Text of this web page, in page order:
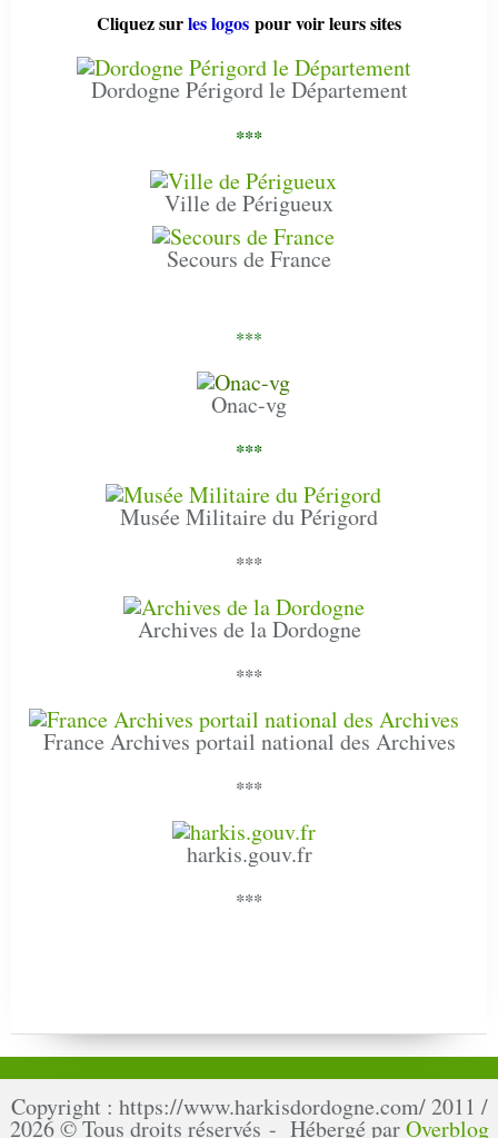
Cliquez surles logos pour voir leurs sites
Dordogne Périgord le Département
***
Ville de Périgueux
Secours de France
***
Onac-vg
***
Musée Militaire du Périgord
***
Archives de la Dordogne
***
France Archives portail national des Archives
***
harkis.gouv.fr
***
Copyright : https://www.harkisdordogne.com/ 2011 /
2026 © Tous droits réservés - Hébergé parOverblog